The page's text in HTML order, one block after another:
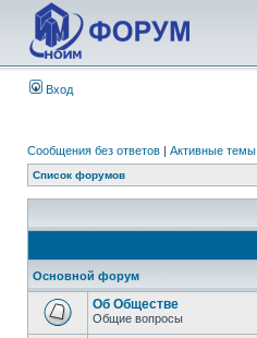
Вход
Сообщения без ответов | Активные темы
Список форумов
Основной форум
Об Обществе
Общие вопросы